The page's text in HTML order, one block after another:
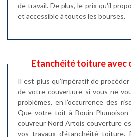
de travail. De plus, le prix qu'il
et accessible à toutes les bourses.
Etanchéité toiture avec
Il est plus qu’impératif de
de votre couverture si vous ne
problèmes, en l’occurrence des
Que votre toit à Bouin Plumoison
couvreur Nord Artois couverture
vos travaux d’étanchéité